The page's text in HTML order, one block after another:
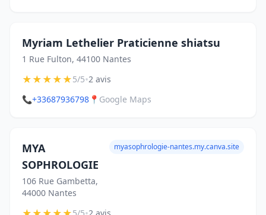
Myriam Lethelier Praticienne shiatsu
1 Rue Fulton, 44100 Nantes
★★★★★5/5•2 avis
📞+33687936798 📍 Google Maps
MYA
SOPHROLOGIE
106 Rue Gambetta,
44000 Nantes
myasophrologie-nantes.my.canva.site